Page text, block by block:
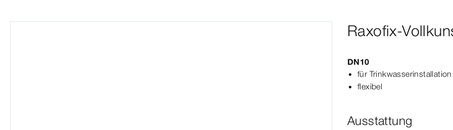
Raxofix-
DN10
für Trink­wasserinstallation
flexibel
Ausstattung